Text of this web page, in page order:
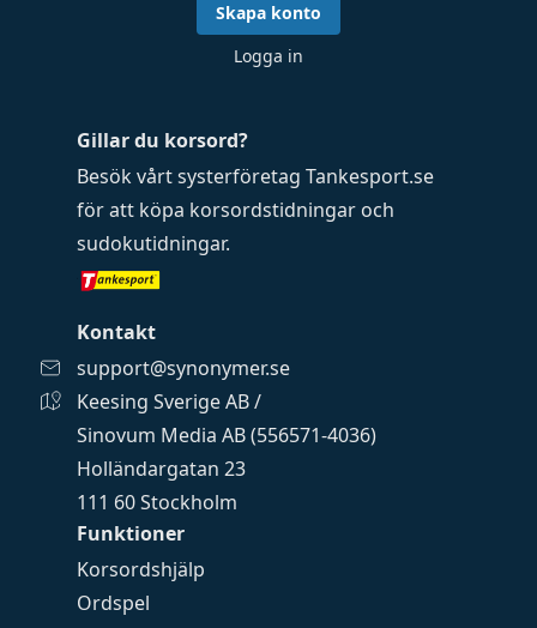
Funktioner
Korsordshjälp
Ordspel
Gillar du korsord?
Besök vårt systerföretag Tankesport.se
för att köpa korsordstidningar och
sudokutidningar.
Kontakt
support@synonymer.se
Keesing Sverige AB /
Sinovum Media AB (556571-4036)
Holländargatan 23
111 60 Stockholm
Skapa konto
Logga in